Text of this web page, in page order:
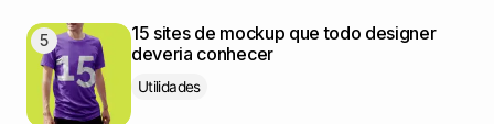
15 sites de mockup que todo designer
deveria conhecer
Utilidades